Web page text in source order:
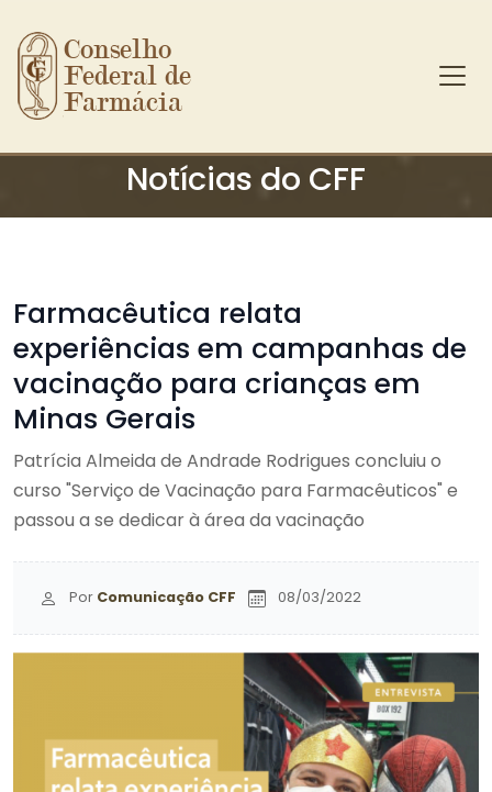
Ir para o conteúdo principal
Conselho
Federal de
Farmácia
Notícias do CFF
Farmacêutica relata
experiências em campanhas de
vacinação para crianças em
Minas Gerais
Patrícia Almeida de Andrade Rodrigues concluiu o
curso "Serviço de Vacinação para Farmacêuticos" e
passou a se dedicar à área da vacinação
Por Comunicação CFF 08/03/2022